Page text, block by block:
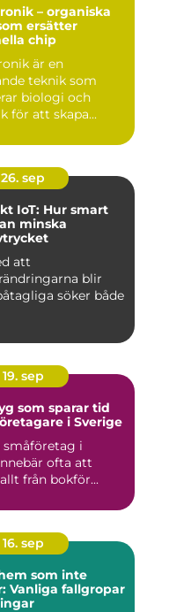
– organiska
ersätter
chip
är en
teknik som
biologi och
för att skapa...
26. sep
IoT: Hur smart
minska
att
blir
söker både
19. sep
som sparar tid
i Sverige
i
ofta att
från bokför...
16. sep
som inte
Vanliga fallgropar